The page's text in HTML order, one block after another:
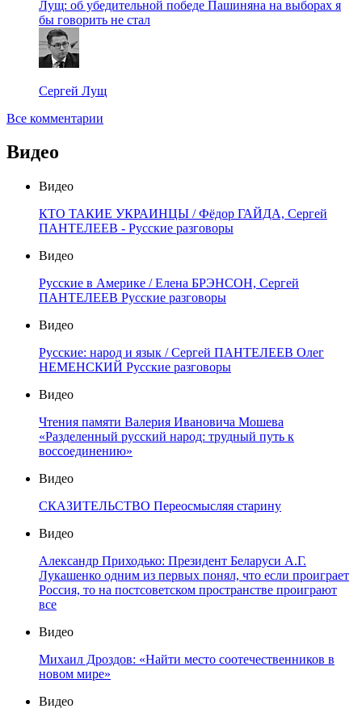
Лущ: об убедительной победе Пашиняна на выборах я
бы говорить не стал
Сергей Лущ
Все комментарии
Видео
Видео
КТО ТАКИЕ УКРАИНЦЫ / Фёдор ГАЙДА, Сергей
ПАНТЕЛЕЕВ - Русские разговоры
Видео
Русские в Америке / Елена БРЭНСОН, Сергей
ПАНТЕЛЕЕВ Русские разговоры
Видео
Русские: народ и язык / Сергей ПАНТЕЛЕЕВ Олег
НЕМЕНСКИЙ Русские разговоры
Видео
Чтения памяти Валерия Ивановича Мошева
«Разделенный русский народ: трудный путь к
воссоединению»
Видео
СКАЗИТЕЛЬСТВО Переосмысляя старину
Видео
Александр Приходько: Президент Беларуси А.Г.
Лукашенко одним из первых понял, что если проиграет
Россия, то на постсоветском пространстве проиграют
все
Видео
Михаил Дроздов: «Найти место соотечественников в
новом мире»
Видео